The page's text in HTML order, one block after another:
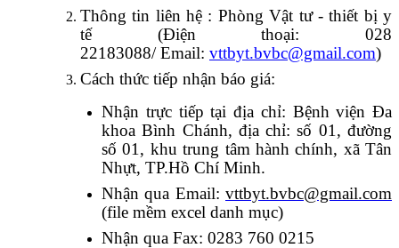
Thông tin liên hệ : Phòng Vật tư - thiết bị y
tế (Điện thoại: 028
22183088/Email: vttbyt.bvbc@gmail.com)
Cách thức tiếp nhận báo giá:
Nhận trực tiếp tại địa chỉ: Bệnh viện Đa
khoa Bình Chánh, địa chỉ: số 01, đường
số 01, khu trung tâm hành chính, xã Tân
Nhựt, TP.Hồ Chí Minh.
Nhận qua Email: vttbyt.bvbc@gmail.com
(file mềm excel danh mục)
Nhận qua Fax: 0283 760 0215